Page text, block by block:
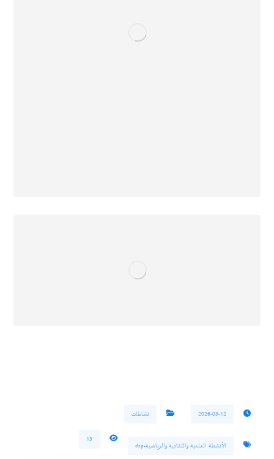
2026-03-12 نشاطات
الأنشطة العلمية والثقافية والرياضية-dsp
13